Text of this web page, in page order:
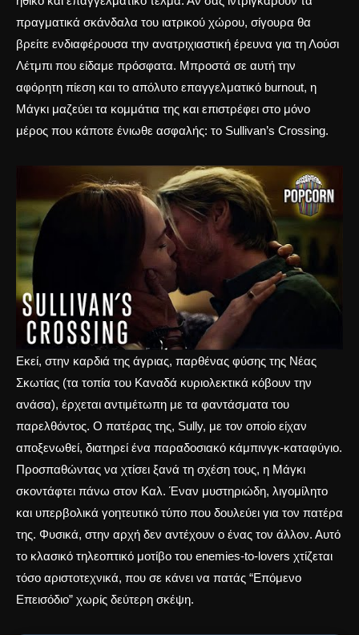
πραγματικά σκάνδαλα του ιατρικού χώρου, σίγουρα θα
βρείτε ενδιαφέρουσα την ανατριχιαστική έρευνα για τη Λούσι
Λέτμπι που είδαμε πρόσφατα. Μπροστά σε αυτή την
αφόρητη πίεση και το απόλυτο επαγγελματικό burnout, η
Μάγκι μαζεύει τα κομμάτια της και επιστρέφει στο μόνο
μέρος που κάποτε ένιωθε ασφαλής: το Sullivan’s Crossing.
Εκεί, στην καρδιά της άγριας, παρθένας φύσης της Νέας
Σκωτίας (τα τοπία του Καναδά κυριολεκτικά κόβουν την
ανάσα), έρχεται αντιμέτωπη με τα φαντάσματα του
παρελθόντος. Ο πατέρας της, Sully, με τον οποίο είχαν
αποξενωθεί, διατηρεί ένα παραδοσιακό κάμπινγκ-καταφύγιο.
Προσπαθώντας να χτίσει ξανά τη σχέση τους, η Μάγκι
σκοντάφτει πάνω στον Καλ. Έναν μυστηριώδη, λιγομίλητο
και υπερβολικά γοητευτικό τύπο που δουλεύει για τον πατέρα
της. Φυσικά, στην αρχή δεν αντέχουν ο ένας τον άλλον. Αυτό
το κλασικό τηλεοπτικό μοτίβο του enemies-to-lovers χτίζεται
τόσο αριστοτεχνικά, που σε κάνει να πατάς “Επόμενο
Επεισόδιο” χωρίς δεύτερη σκέψη.